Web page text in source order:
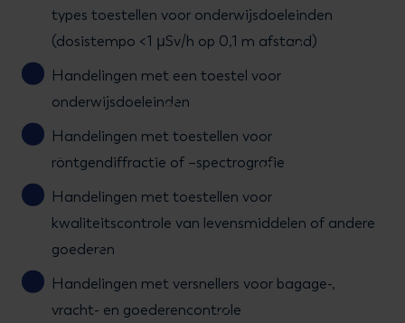
types toestellen voor onderwijsdoeleinden
(dosistempo <1 μSv/h op 0,1 m afstand)
Handelingen met een toestel voor
onderwijsdoeleinden
Handelingen met toestellen voor
röntgendiffractie of –spectrografie
Handelingen met toestellen voor
kwaliteitscontrole van levensmiddelen of andere
goederen
Handelingen met versnellers voor bagage-,
vracht- en goederencontrole